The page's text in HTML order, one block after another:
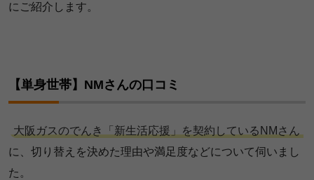
2023年12月
2023年8月 376kwh
2023年7月 260kwh
にご紹介します。
【単身世帯】NMさんの口コミ
大阪ガスのでんき「新生活応援」を契約しているNMさん
に、切り替えを決めた理由や満足度などについて伺いまし
た。